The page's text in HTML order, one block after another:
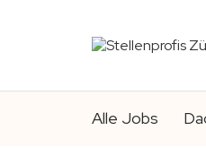
Alle Jobs